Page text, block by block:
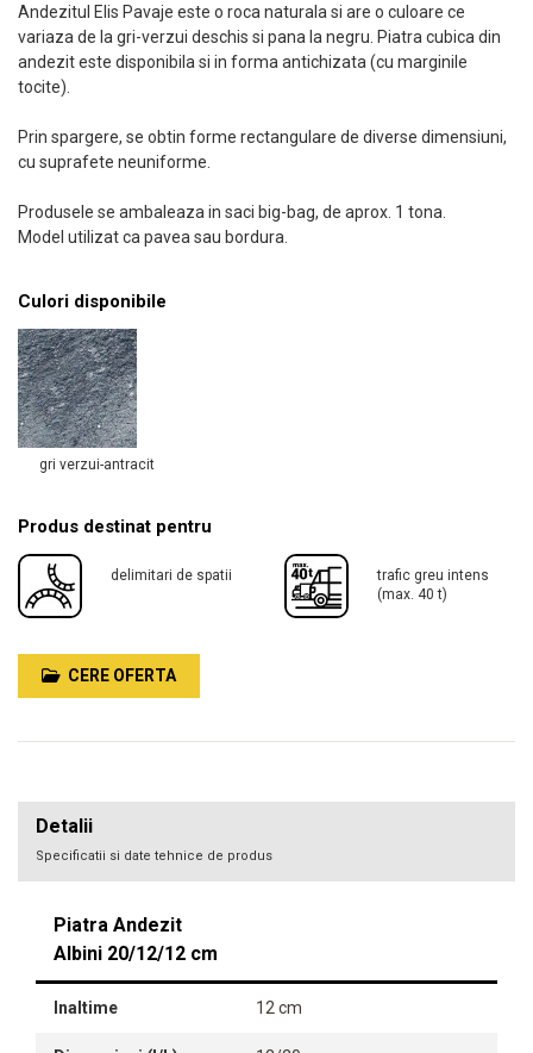
Andezitul Elis Pavaje este o roca naturala si are o culoare ce
variaza de la gri-verzui deschis si pana la negru. Piatra cubica din
andezit este disponibila si in forma antichizata (cu marginile
tocite).
Prin spargere, se obtin forme rectangulare de diverse dimensiuni,
cu suprafete neuniforme.
Produsele se ambaleaza in saci big-bag, de aprox. 1 tona.
Model utilizat ca pavea sau bordura.
Culori disponibile
gri verzui-antracit
Produs destinat pentru
delimitari de spatii
trafic greu intens
(max. 40 t)
CERE OFERTA
Detalii
Specificatii si date tehnice de produs
Piatra Andezit
Albini 20/12/12 cm
Inaltime 12 cm